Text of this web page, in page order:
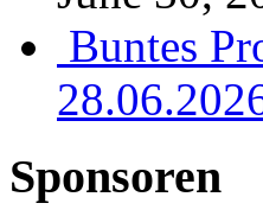
Buntes
Sponsoren